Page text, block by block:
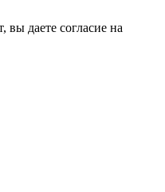
вы даете согласие на